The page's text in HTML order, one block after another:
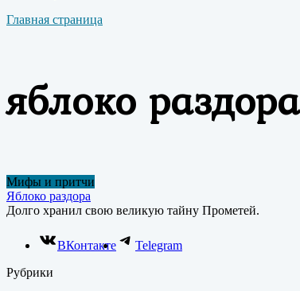
Главная страница
яблоко раздора
Мифы и притчи
Яблоко раздора
Долго хранил свою великую тайну Прометей.
ВКонтакте
Telegram
Рубрики